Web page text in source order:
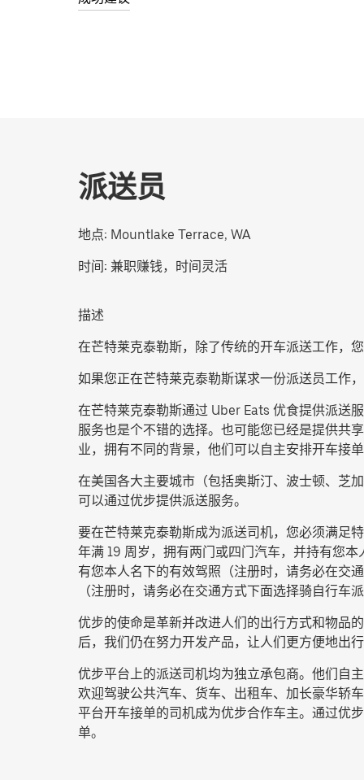
派送员
地点: Mountlake Terrace, WA
时间: 兼职赚钱，时间灵活
描述
在芒特莱克泰勒斯，除了传统的开车派送工作，您
如果您正在芒特莱克泰勒斯谋求一份派送员工作
在芒特莱克泰勒斯通过 Uber Eats 优食提供派送
服务也是个不错的选择。也可能您已经是提供共
业，拥有不同的背景，他们可以自主安排开车接
在美国各大主要城市（包括奥斯汀、波士顿、芝
可以通过优步提供派送服务。
要在芒特莱克泰勒斯成为派送司机，您必须满足
年满 19 周岁，拥有两门或四门汽车，并持有您
有您本人名下的有效驾照（注册时，请务必在交
（注册时，请务必在交通方式下面选择骑自行车
优步的使命是革新并改进人们的出行方式和物品
后，我们仍在努力开发产品，让人们更方便地出
优步平台上的派送司机均为独立承包商。他们自
欢迎驾驶公共汽车、货车、出租车、加长豪华轿
平台开车接单的司机成为优步合作车主。通过优
单。